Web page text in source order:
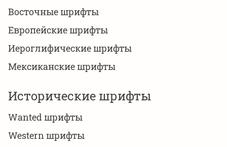
Восточные шрифты
Европейские шрифты
Иероглифические шрифты
Мексиканские шрифты
Исторические шрифты
Wanted шрифты
Western шрифты